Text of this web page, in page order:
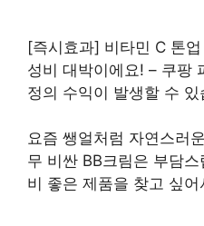
[즉시효과] 비타민 C 톤
성비 대박이에요! – 쿠팡
정의 수익이 발생할 수 있
요즘 쌩얼처럼 자연스러
무 비싼 BB크림은 부담
비 좋은 제품을 찾고 싶